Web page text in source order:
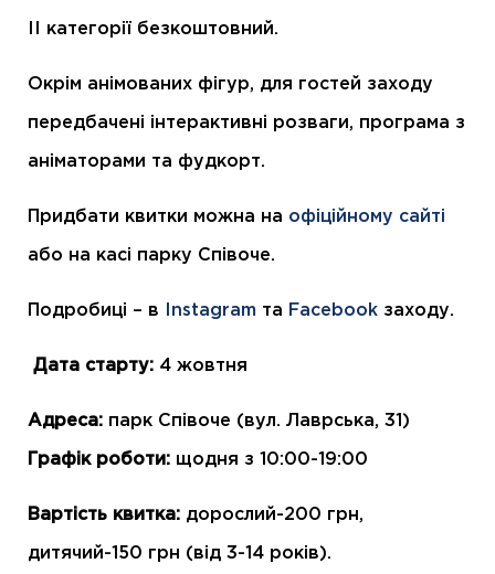
II категорії безкоштовний.
Окрім анімованих фігур, для гостей заходу
передбачені інтерактивні розваги, програма з
аніматорами та фудкорт.
Придбати квитки можна на офіційному сайті
або на касі парку Співоче.
Подробиці – в Instagram та Facebook заходу.
Дата старту: 4 жовтня
Адреса: парк Співоче (вул. Лаврська, 31)
Графік роботи: щодня з 10:00-19:00
Вартість квитка: дорослий-200 грн,
дитячий-150 грн (від 3-14 років).